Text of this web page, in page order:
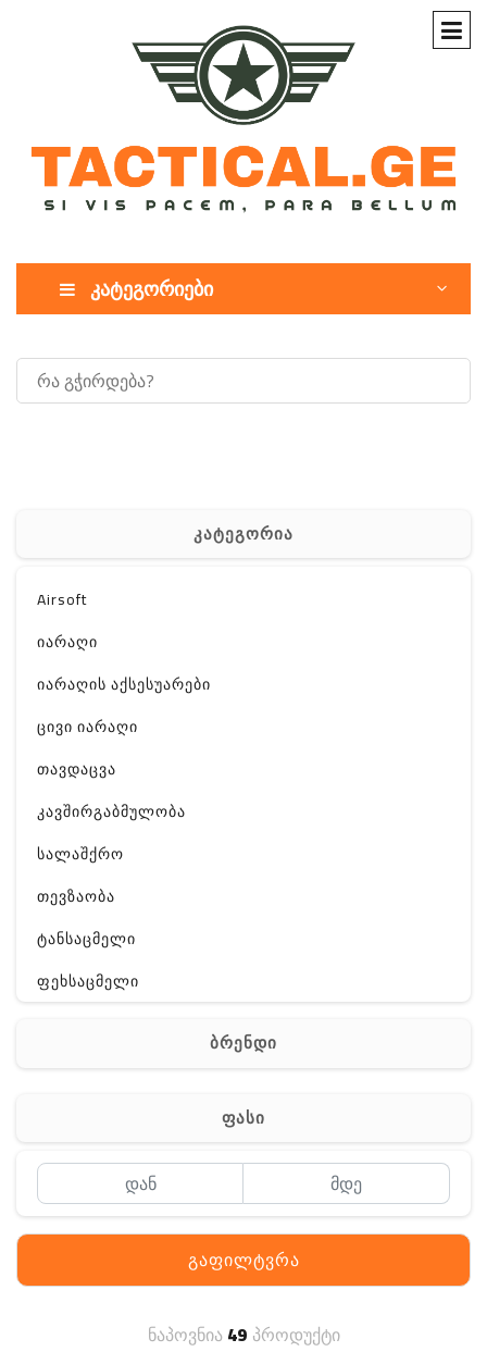
კატეგორიები
კატეგორია
Airsoft
იარაღი
იარაღის აქსესუარები
ცივი იარაღი
თავდაცვა
კავშირგაბმულობა
სალაშქრო
თევზაობა
ტანსაცმელი
ფეხსაცმელი
აქსესუარები
Off-Road
ბრენდი
ფასი
გაფილტვრა
ნაპოვნია49 პროდუქტი